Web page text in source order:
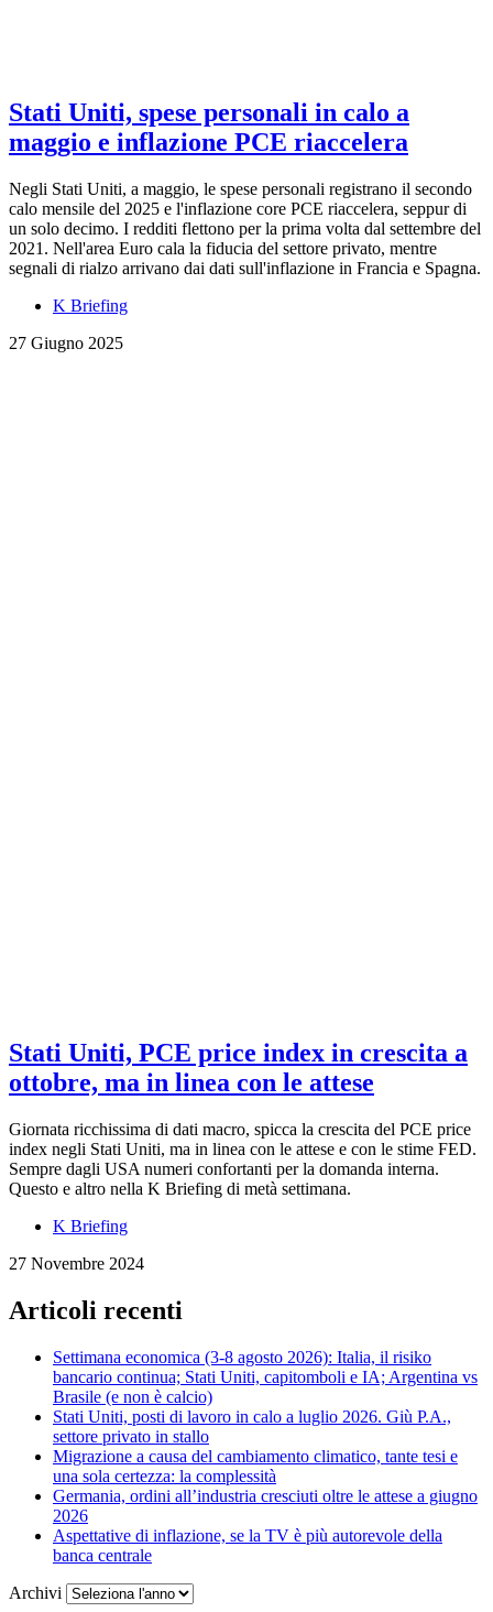
Stati Uniti, spese personali in calo a
maggio e inflazione PCE riaccelera
Negli Stati Uniti, a maggio, le spese personali registrano il secondo
calo mensile del 2025 e l'inflazione core PCE riaccelera, seppur di
un solo decimo. I redditi flettono per la prima volta dal settembre del
2021. Nell'area Euro cala la fiducia del settore privato, mentre
segnali di rialzo arrivano dai dati sull'inflazione in Francia e Spagna.
K Briefing
27 Giugno 2025
Stati Uniti, PCE price index in crescita a
ottobre, ma in linea con le attese
Giornata ricchissima di dati macro, spicca la crescita del PCE price
index negli Stati Uniti, ma in linea con le attese e con le stime FED.
Sempre dagli USA numeri confortanti per la domanda interna.
Questo e altro nella K Briefing di metà settimana.
K Briefing
27 Novembre 2024
Articoli recenti
Settimana economica (3-8 agosto 2026): Italia, il risiko
bancario continua; Stati Uniti, capitomboli e IA; Argentina vs
Brasile (e non è calcio)
Stati Uniti, posti di lavoro in calo a luglio 2026. Giù P.A.,
settore privato in stallo
Migrazione a causa del cambiamento climatico, tante tesi e
una sola certezza: la complessità
Germania, ordini all’industria cresciuti oltre le attese a giugno
2026
Aspettative di inflazione, se la TV è più autorevole della
banca centrale
Archivi